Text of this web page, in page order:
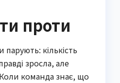
проти
кількість
зросла, але
Коли команда знає, що